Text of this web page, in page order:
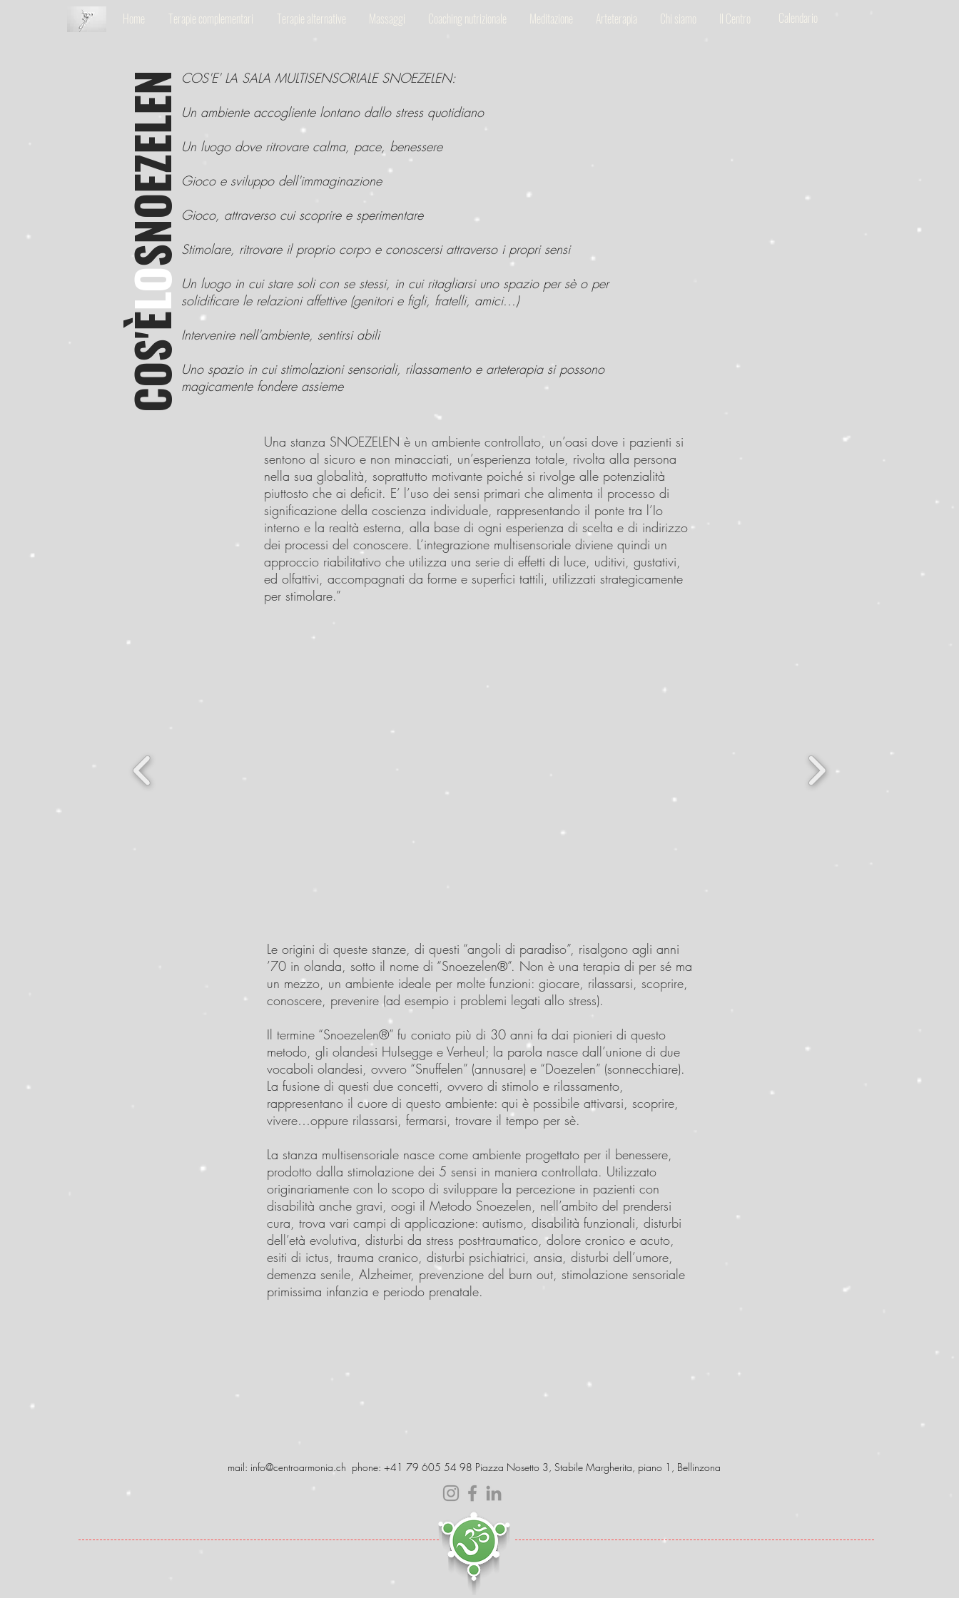
Home Terapie complementari Terapie alternative Massaggi Coaching nutrizionale Meditazione Arteterapia Chi siamo Il Centro Calendario
COS'È
LO
SNOEZELENCOS'E' LA SALA MULTISENSORIALE SNOEZELEN:
Un ambiente accogliente lontano dallo stress quotidiano
Un luogo dove ritrovare calma, pace, benessere
Gioco e sviluppo dell'immaginazione
Gioco, attraverso cui scoprire e sperimentare
Stimolare, ritrovare il proprio corpo e conoscersi attraverso i propri sensi
Un luogo in cui stare soli con se stessi, in cui ritagliarsi uno spazio per sè o per
solidificare le relazioni affettive (genitori e figli, fratelli, amici...)
Intervenire nell'ambiente, sentirsi abili
Uno spazio in cui stimolazioni sensoriali, rilassamento e arteterapia si possono
magicamente fondere assieme
​Una stanza SNOEZELEN è un ambiente controllato, un’oasi dove i pazienti si
sentono al sicuro e non minacciati, un’esperienza totale, rivolta alla persona
nella sua globalità, soprattutto motivante poiché si rivolge alle potenzialità
piuttosto che ai deficit. E’ l’uso dei sensi primari che alimenta il processo di
significazione della coscienza individuale, rappresentando il ponte tra l’Io
interno e la realtà esterna, alla base di ogni esperienza di scelta e di indirizzo
dei processi del conoscere. L’integrazione multisensoriale diviene quindi un
approccio riabilitativo che utilizza una serie di effetti di luce, uditivi, gustativi,
ed olfattivi, accompagnati da forme e superfici tattili, utilizzati strategicamente
per stimolare.”
Le origini di queste stanze, di questi “angoli di paradiso”, risalgono agli anni
’70 in olanda, sotto il nome di “Snoezelen®”. Non è una terapia di per sé ma
un mezzo, un ambiente ideale per molte funzioni: giocare, rilassarsi, scoprire,
conoscere, prevenire (ad esempio i problemi legati allo stress).
Il termine “Snoezelen®” fu coniato più di 30 anni fa dai pionieri di questo
metodo, gli olandesi Hulsegge e Verheul; la parola nasce dall’unione di due
vocaboli olandesi, ovvero “Snuffelen” (annusare) e “Doezelen” (sonnecchiare).
La fusione di questi due concetti, ovvero di stimolo e rilassamento,
rappresentano il cuore di questo ambiente: qui è possibile attivarsi, scoprire,
vivere…oppure rilassarsi, fermarsi, trovare il tempo per sè.
La stanza multisensoriale nasce come ambiente progettato per il benessere,
prodotto dalla stimolazione dei 5 sensi in maniera controllata. Utilizzato
originariamente con lo scopo di sviluppare la percezione in pazienti con
disabilità anche gravi, oogi il Metodo Snoezelen, nell’ambito del prendersi
cura, trova vari campi di applicazione: autismo, disabilità funzionali, disturbi
dell’età evolutiva, disturbi da stress post-traumatico, dolore cronico e acuto,
esiti di ictus, trauma cranico, disturbi psichiatrici, ansia, disturbi dell’umore,
demenza senile, Alzheimer, prevenzione del burn out, stimolazione sensoriale
primissima infanzia e periodo prenatale.
mail: info@centroarmonia.ch phone: +41 79 605 54 98 Piazza Nosetto 3, Stabile Margherita, piano 1, Bellinzona